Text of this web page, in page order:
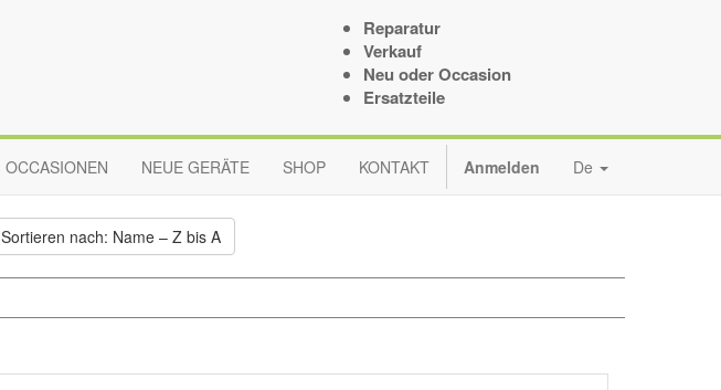
Reparatur
Verkauf
Neu oder Occasion
Ersatzteile
OCCASIONEN NEUE GERÄTE SHOP KONTAKT Anmelden De
Sortieren nach: Name – Z bis A